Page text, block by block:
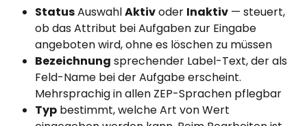
Status Auswahl Aktiv oder Inaktiv — steuert,
ob das Attribut bei Aufgaben zur Eingabe
angeboten wird, ohne es löschen zu müssen
Bezeichnung sprechender Label-Text, der als
Feld-Name bei der Aufgabe erscheint.
Mehrsprachig in allen ZEP-Sprachen pflegbar
Typ bestimmt, welche Art von Wert